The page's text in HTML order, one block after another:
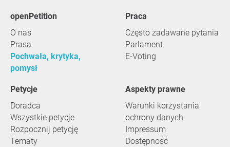
openPetition
O nas
Prasa
Pochwała, krytyka,
pomysł
praca
Często zadawane pytania
Parlament
E-Voting
Petycje
Doradca
Wszystkie petycje
Rozpocznij petycję
Tematy
Aspekty prawne
Warunki korzystania
ochrony danych
Impressum
Dostępność